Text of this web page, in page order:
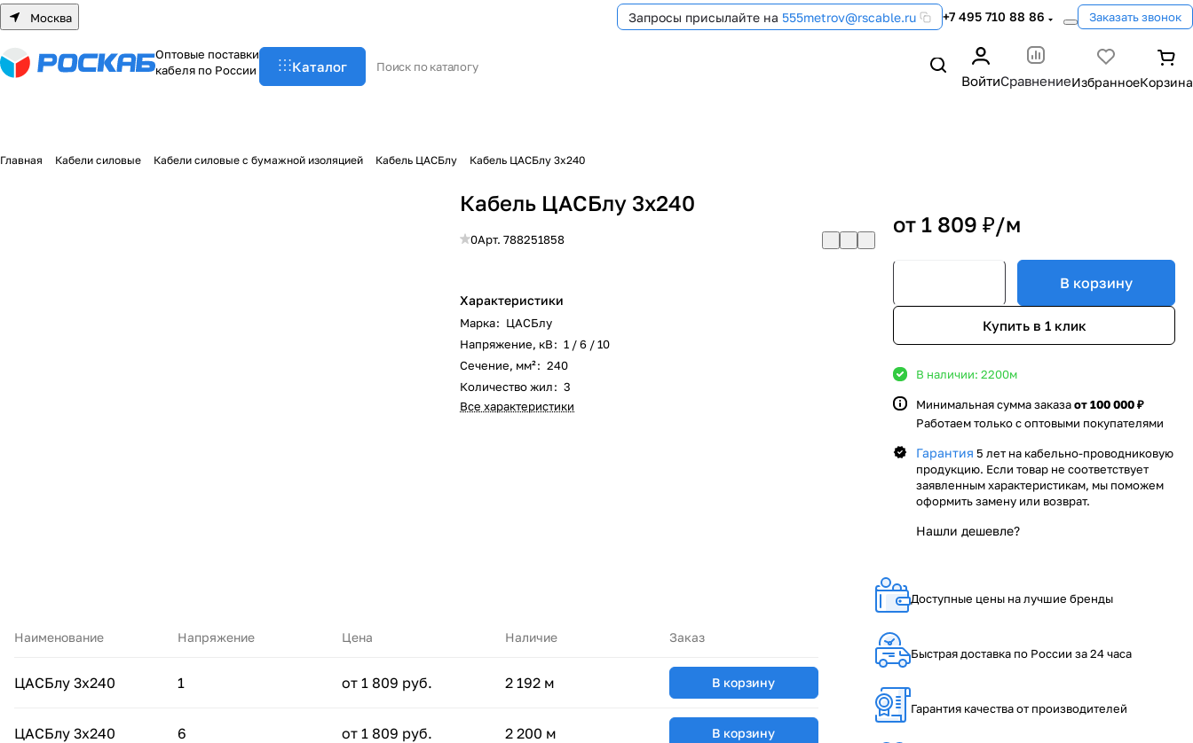
Москва Запросы присылайте на 555metrov@rscable.ru +7 495 710 88 86 Заказать звонок
Оптовые поставки
кабеля по России
Каталог
ВойтиСравнение
Главная Кабели силовые Кабели силовые с бумажной изоляцией Кабель ЦАСБлу Кабель ЦАСБлу 3х240
Кабель ЦАСБлу 3х240
0Арт. 788251858
Характеристики
Марка: ЦАСБлу
Напряжение, кВ: 1 / 6 / 10
Сечение, мм²: 240
Количество жил: 3
Все характеристики
от 1 809 ₽/м
В корзину
Купить в 1 клик
В наличии: 2200м
Минимальная сумма заказаот 100 000 ₽
Работаем только с оптовыми покупателями
Гарантия 5 лет на кабельно-проводниковую
продукцию. Если товар не соответствует
заявленным характеристикам, мы поможем
оформить замену или возврат.
Нашли дешевле?
Доступные цены на лучшие бренды
Быстрая доставка по России за 24 часа
Гарантия качества от производителей
Наименование Напряжение Цена Наличие Заказ
ЦАСБлу 3х240 1 от 1 809 руб. 2 192 м В корзину
ЦАСБлу 3х240 6 от 1 809 руб. 2 200 м В корзину